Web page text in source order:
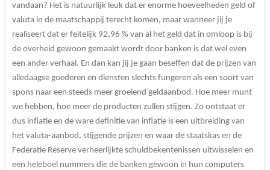
vandaan? Het is natuurlijk leuk dat er enorme hoeveelheden geld of
valuta in de maatschappij terecht komen, maar wanneer jij je
realiseert dat er feitelijk 92,96 % van al het geld dat in omloop is bij
de overheid gewoon gemaakt wordt door banken is dat wel even
een ander verhaal. En dan kan jij je gaan beseffen dat de prijzen van
alledaagse goederen en diensten slechts fungeren als een soort van
spons naar een steeds meer groeiend geldaanbod. Hoe meer munt
we hebben, hoe meer de producten zullen stijgen. Zo ontstaat er
dus inflatie en de ware definitie van inflatie is een uitbreiding van
het valuta-aanbod, stijgende prijzen en waar de staatskas en de
Federatie Reserve verheerlijkte schuldbekentenissen uitwisselen en
een heleboel nummers die de banken gewoon in hun computers